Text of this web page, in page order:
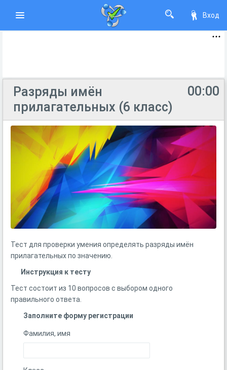
Вход
00:00
Разряды имён
прилагательных (6 класс)
Тест для проверки умения определять разряды имён
прилагательных по значению.
Инструкция к тесту
Тест состоит из 10 вопросов с выбором одного
правильного ответа.
Заполните форму регистрации
Фамилия, имя